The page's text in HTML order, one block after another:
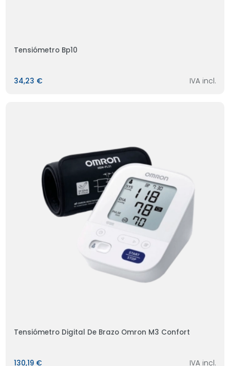
Tensiómetro Bp10
34,23 € IVA incl.
Tensiómetro Digital De Brazo Omron M3 Confort
130,19 € IVA incl.